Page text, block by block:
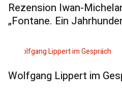
Rezension Iwan-
„Fontane. Ein
Wolfgang Lippert im